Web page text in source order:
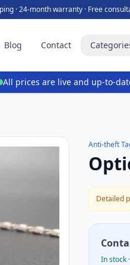
· 24-month warranty · Free
Blog Contact
All prices are live and up-to-
Anti-theft
Detailed
In stock